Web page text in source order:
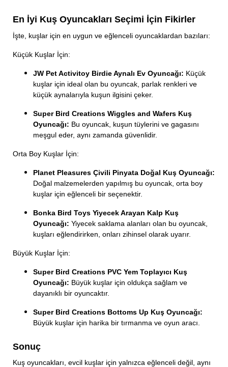
En İyi Kuş Oyuncakları Seçimi İçin Fikirler
İşte, kuşlar için en uygun ve eğlenceli oyuncaklardan bazıları:
Küçük Kuşlar İçin:
JW Pet Activitoy Birdie Aynalı Ev Oyuncağı: Küçük
kuşlar için ideal olan bu oyuncak, parlak renkleri ve
küçük aynalarıyla kuşun ilgisini çeker.
Super Bird Creations Wiggles and Wafers Kuş
Oyuncağı: Bu oyuncak, kuşun tüylerini ve gagasını
meşgul eder, aynı zamanda güvenlidir.
Orta Boy Kuşlar İçin:
Planet Pleasures Çivili Pinyata Doğal Kuş Oyuncağı:
Doğal malzemelerden yapılmış bu oyuncak, orta boy
kuşlar için eğlenceli bir seçenektir.
Bonka Bird Toys Yiyecek Arayan Kalp Kuş
Oyuncağı: Yiyecek saklama alanları olan bu oyuncak,
kuşları eğlendirirken, onları zihinsel olarak uyarır.
Büyük Kuşlar İçin:
Super Bird Creations PVC Yem Toplayıcı Kuş
Oyuncağı: Büyük kuşlar için oldukça sağlam ve
dayanıklı bir oyuncaktır.
Super Bird Creations Bottoms Up Kuş Oyuncağı:
Büyük kuşlar için harika bir tırmanma ve oyun aracı.
Sonuç
Kuş oyuncakları, evcil kuşlar için yalnızca eğlenceli değil, aynı